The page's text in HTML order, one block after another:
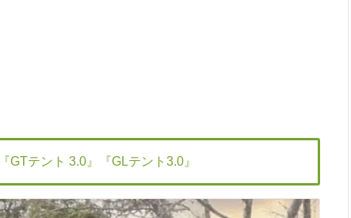
テント 3.0』『GLテント3.0』